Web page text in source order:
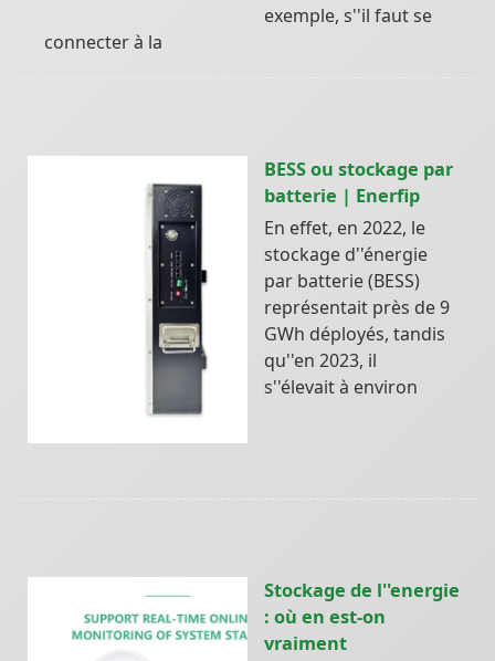
exemple, s''il faut se
connecter à la
BESS ou stockage par
batterie | Enerfip
En effet, en 2022, le
stockage d''énergie
par batterie (BESS)
représentait près de 9
GWh déployés, tandis
qu''en 2023, il
s''élevait à environ
Stockage de l''energie
: où en est-on
vraiment